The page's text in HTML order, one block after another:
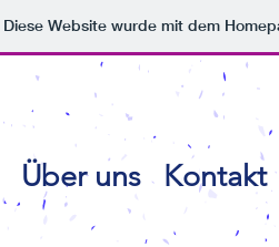
Diese Website wurde mit dem
Über uns Kontakt